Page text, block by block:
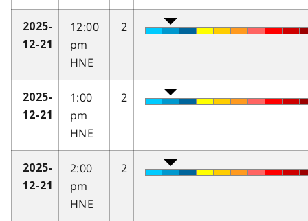
2025-
12-21
12:00
pm
HNE
2
2025-
12-21
1:00
pm
HNE
2
2025-
12-21
2:00
pm
HNE
2